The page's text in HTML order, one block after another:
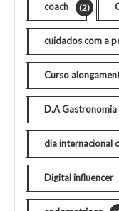
coach (2)
cuidados com a
Curso
D.A Gastronomia
dia internacional
Digital influencer